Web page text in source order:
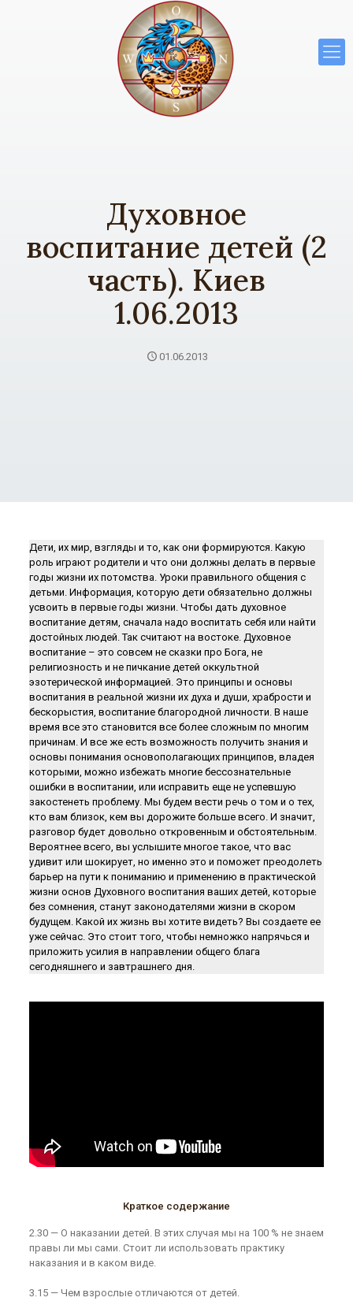
Духовное
воспитание детей (2
часть). Киев
1.06.2013
01.06.2013
Дети, их мир, взгляды и то, как они формируются. Какую
роль играют родители и что они должны делать в первые
годы жизни их потомства. Уроки правильного общения с
детьми. Информация, которую дети обязательно должны
усвоить в первые годы жизни. Чтобы дать духовное
воспитание детям, сначала надо воспитать себя или найти
достойных людей. Так считают на востоке. Духовное
воспитание – это совсем не сказки про Бога, не
религиозность и не пичкание детей оккультной
эзотерической информацией. Это принципы и основы
воспитания в реальной жизни их духа и души, храбрости и
бескорыстия, воспитание благородной личности. В наше
время все это становится все более сложным по многим
причинам. И все же есть возможность получить знания и
основы понимания основополагающих принципов, владея
которыми, можно избежать многие бессознательные
ошибки в воспитании, или исправить еще не успевшую
закостенеть проблему. Мы будем вести речь о том и о тех,
кто вам близок, кем вы дорожите больше всего. И значит,
разговор будет довольно откровенным и обстоятельным.
Вероятнее всего, вы услышите многое такое, что вас
удивит или шокирует, но именно это и поможет преодолеть
барьер на пути к пониманию и применению в практической
жизни основ Духовного воспитания ваших детей, которые
без сомнения, станут законодателями жизни в скором
будущем. Какой их жизнь вы хотите видеть? Вы создаете ее
уже сейчас. Это стоит того, чтобы немножко напрячься и
приложить усилия в направлении общего блага
сегодняшнего и завтрашнего дня.
Краткое содержание
2.30 — О наказании детей. В этих случая мы на 100 % не знаем
правы ли мы сами. Стоит ли использовать практику
наказания и в каком виде.
3.15 — Чем взрослые отличаются от детей.